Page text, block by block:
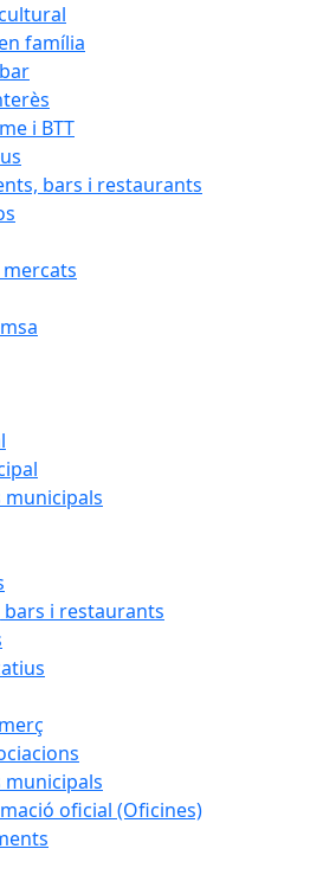
família
i BTT
bars i restaurants
mercats
i restaurants
municipals
oficial (Oficines)